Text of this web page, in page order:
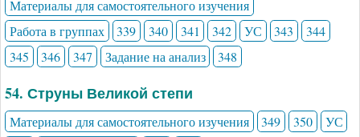
Материалы для самостоятельного изучения
Работа в группах
339 340 341 342 УС 343
344
345
346 347 Задание на анализ 348
54. Струны Великой степи
Материалы для самостоятельного изучения 349 350
УС